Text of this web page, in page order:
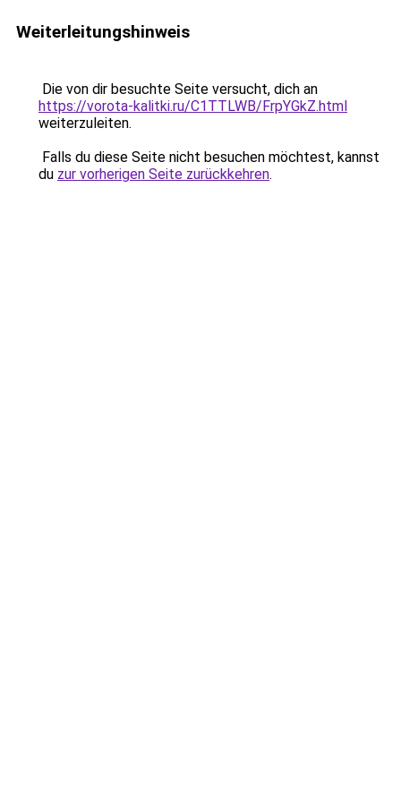
Weiterleitungshinweis
Die von dir besuchte Seite versucht, dich an
https://vorota-kalitki.ru/C1TTLWB/FrpYGkZ.html
weiterzuleiten.
Falls du diese Seite nicht besuchen möchtest, kannst
du zur vorherigen Seite zurückkehren.